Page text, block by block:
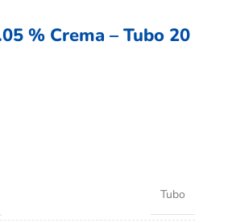
% Crema – Tubo 20
Tubo